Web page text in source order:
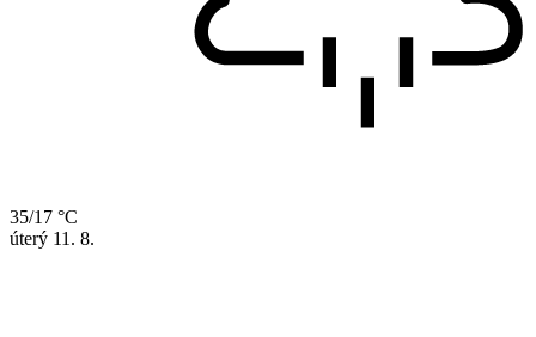
35/17 °C
úterý 11. 8.